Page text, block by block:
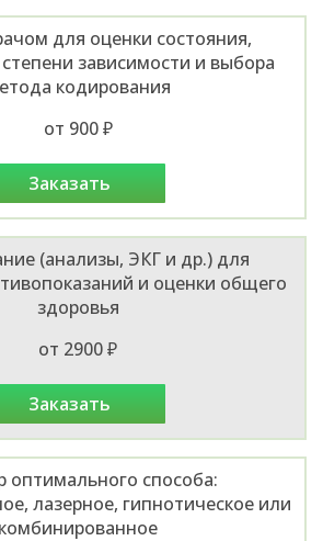
для оценки состояния,
зависимости и выбора
кодирования
от 900 ₽
заказать
(анализы, ЭКГ и др.) для
и оценки общего
здоровья
от 2900 ₽
заказать
оптимального способа:
лазерное, гипнотическое или
комбинированное